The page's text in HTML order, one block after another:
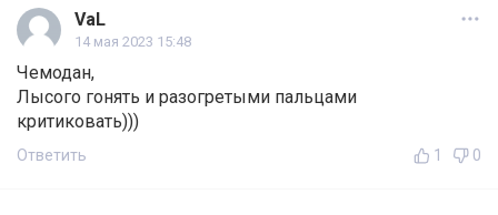
VaL
14 мая 2023 15:48
Чемодан,
Лысого гонять и разогретыми пальцами
критиковать)))
Ответить 1 0